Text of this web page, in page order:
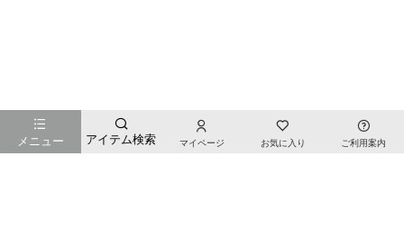
メニュー アイテム検索 マイページ お気に入り ご利用案内
お店のTOPページへ戻る